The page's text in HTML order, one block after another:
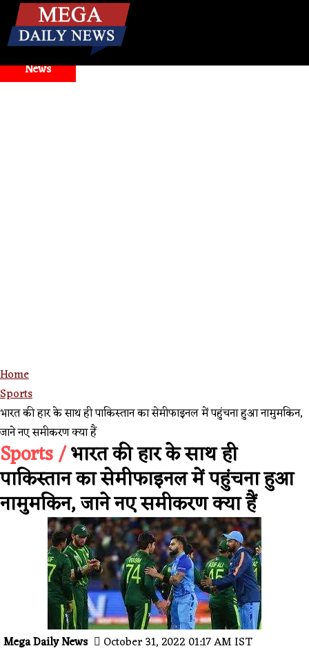
News
Home
Sports
भारत की हार के साथ ही पाकिस्तान का सेमीफाइनल में पहुंचना हुआ नामुमकिन,
जाने नए समीकरण क्या हैं
Sports /भारत की हार के साथ ही
पाकिस्तान का सेमीफाइनल में पहुंचना हुआ
नामुमकिन, जाने नए समीकरण क्या हैं
Mega Daily News October 31, 2022 01:17 AM IST